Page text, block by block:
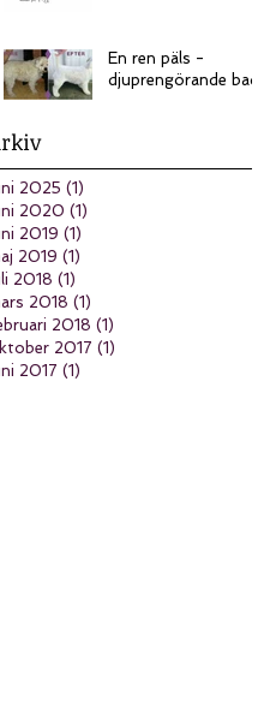
En ren päls -
djuprengörande bad
2025 (1)
2020 (1)
2019 (1)
2019 (1)
2018 (1)
2018 (1)
2018 (1)
2017 (1)
2017 (1)